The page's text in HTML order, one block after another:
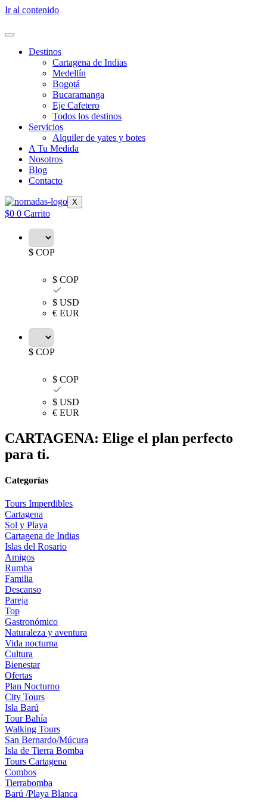
Ir al contenido
Destinos
Cartagena de Indias
Medellín
Bogotá
Bucaramanga
Eje Cafetero
Todos los destinos
Servicios
Alquiler de yates y botes
A Tu Medida
Nosotros
Blog
Contacto
X
$0 0 Carrito
$ COP
$ COP
$ USD
€ EUR
$ COP
$ COP
$ USD
€ EUR
CARTAGENA: Elige el plan perfecto
para ti.
Categorías
Tours Imperdibles
Cartagena
Sol y Playa​
Cartagena de Indias
Islas del Rosario
Amigos
Rumba
Familia
Descanso
Pareja
Top
Gastronómico
Naturaleza y aventura
Vida nocturna
Cultura
Bienestar
Ofertas
Plan Nocturno
City Tours
Isla Barú
Tour Bahía
Walking Tours
San Bernardo/Múcura
Isla de Tierra Bomba
Tours Cartagena
Combos
Tierrabomba
Barú /Playa Blanca